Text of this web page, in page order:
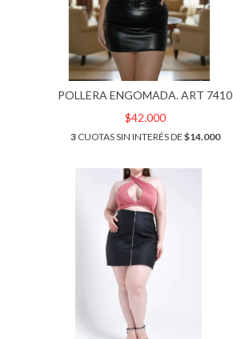
POLLERA ENGOMADA. ART 7410
$42.000
3CUOTAS SIN INTERÉS DE $14.000